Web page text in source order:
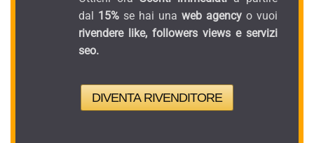
dal 15% se hai una web agency o vuoi
rivendere like, followers views e servizi
seo.
DIVENTA RIVENDITORE